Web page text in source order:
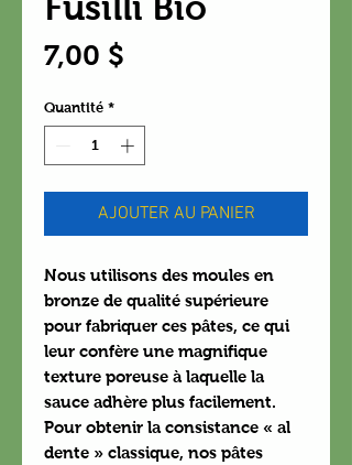
7,00 $
Quantité *
AJOUTER AU PANIER
Nous utilisons des moules en
bronze de qualité supérieure
pour fabriquer ces pâtes, ce qui
leur confère une magnifique
texture poreuse à laquelle la
sauce adhère plus facilement.
Pour obtenir la consistance « al
dente » classique, nos pâtes